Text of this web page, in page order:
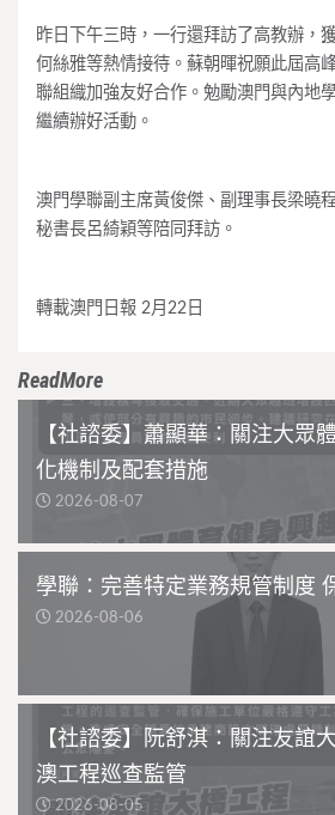
昨日下午三時，一行還拜訪了高教辦，
何絲雅等熱情接待。蘇朝暉祝願此屆高
聯組織加強友好合作。勉勵澳門與內地
繼續辦好活動。
澳門學聯副主席黃俊傑、副理事長梁曉
秘書長呂綺穎等陪同拜訪。
轉載澳門日報 2月22日
ReadMore
【社諮委】蕭顯華：關注大眾
化機制及配套措施
2026-08-07
學聯：完善特定業務規管制度
2026-08-06
【社諮委】阮舒淇：關注友誼
澳工程巡查監管
2026-08-05